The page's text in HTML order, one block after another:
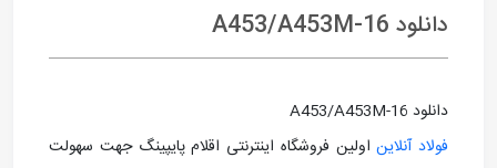
دانلود A453/A453M-16
دانلود A453/A453M-16
فولاد آنلایناولین فروشگاه اینترنتی اقلام پایپینگ جهت سهولت